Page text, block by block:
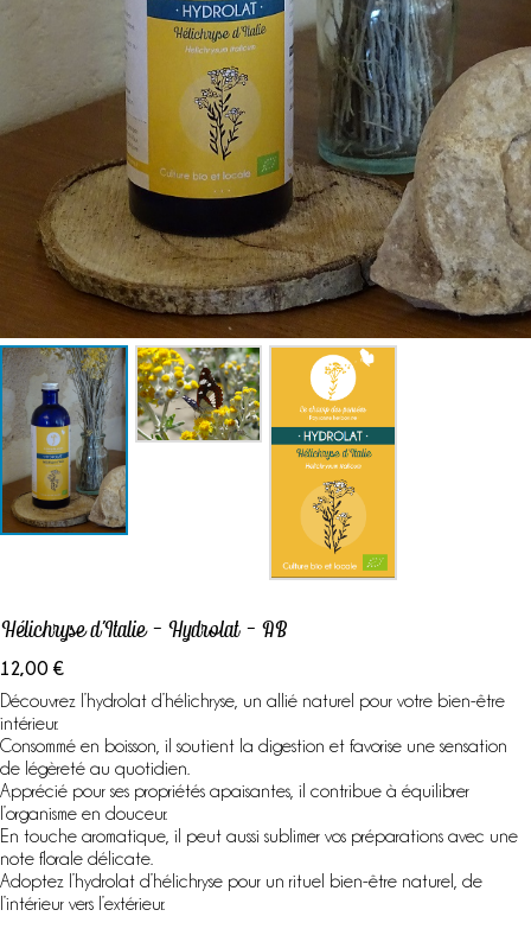
Hélichryse d’Italie – Hydrolat – AB
12,00 €
Découvrez l’hydrolat d’hélichryse, un allié naturel pour votre bien-être
intérieur.
Consommé en boisson, il soutient la digestion et favorise une sensation
de légèreté au quotidien.
Apprécié pour ses propriétés apaisantes, il contribue à équilibrer
l’organisme en douceur.
En touche aromatique, il peut aussi sublimer vos préparations avec une
note florale délicate.
Adoptez l’hydrolat d’hélichryse pour un rituel bien-être naturel, de
l’intérieur vers l’extérieur.
Mon Panier